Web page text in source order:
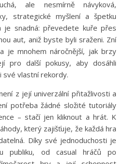
ale nesmírně návyková,
strategické myšlení a špetku
je snadná: převedete kuře přes
aut, aniž byste byli sraženi. Zní
je mnohem náročnější, jak brzy
pro další pokusy, aby dosáhli
své vlastní rekordy.
z její univerzální přitažlivosti a
potřeba žádné složité tutoriály
– stačí jen kliknout a hrát. K
který zajišťuje, že každá hra
Díky své jednoduchosti je
publiku, od casual hráčů po